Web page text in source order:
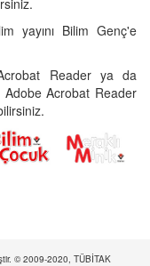
yayını Bilim Genç'e
Reader ya da
Adobe Acrobat Reader
© 2009-2020, TÜBİTAK